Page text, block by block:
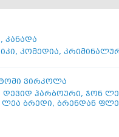
, კანადა
, კომედია,
ვირკოლა
დევიდ ჰარბოური, ჯონ
ლეა ბრედი, ბრენდან